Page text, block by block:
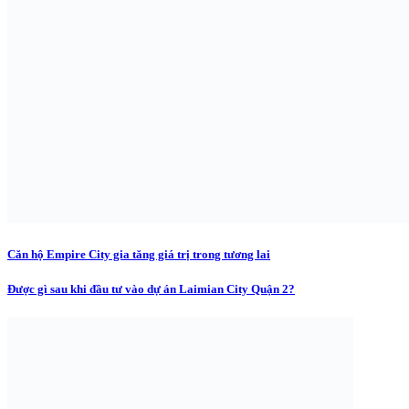
Căn hộ Empire City gia tăng giá trị trong tương lai
Được gì sau khi đầu tư vào dự án Laimian City Quận 2?